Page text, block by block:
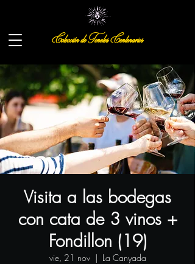
Colección de Toneles Centenarios
Visita a las bodegas
con cata de 3 vinos +
Fondillon (19)
vie, 21 nov
  |
La Canyada